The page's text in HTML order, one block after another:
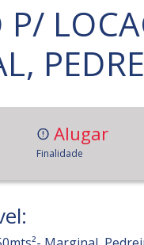
P/
Alugar
Finalidade